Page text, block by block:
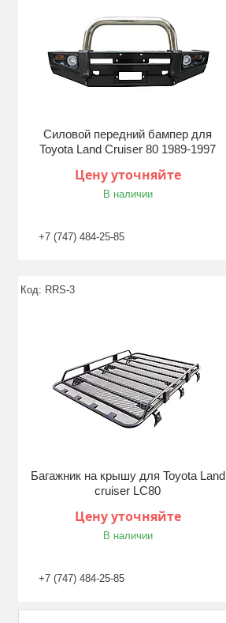
Силовой передний бампер для
Toyota Land Cruiser 80 1989-1997
Цену уточняйте
В наличии
+7 (747) 484-25-85
RRS-3
Багажник на крышу для Toyota Land
cruiser LC80
Цену уточняйте
В наличии
+7 (747) 484-25-85